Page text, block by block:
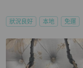
狀況良好 本地 免運